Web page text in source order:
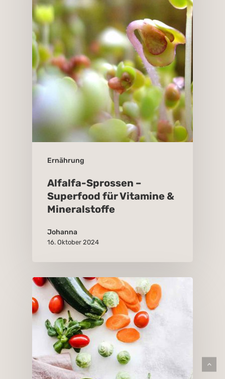
Ernährung
Alfalfa-Sprossen –
Superfood für Vitamine &
Mineralstoffe
Johanna
16. Oktober 2024